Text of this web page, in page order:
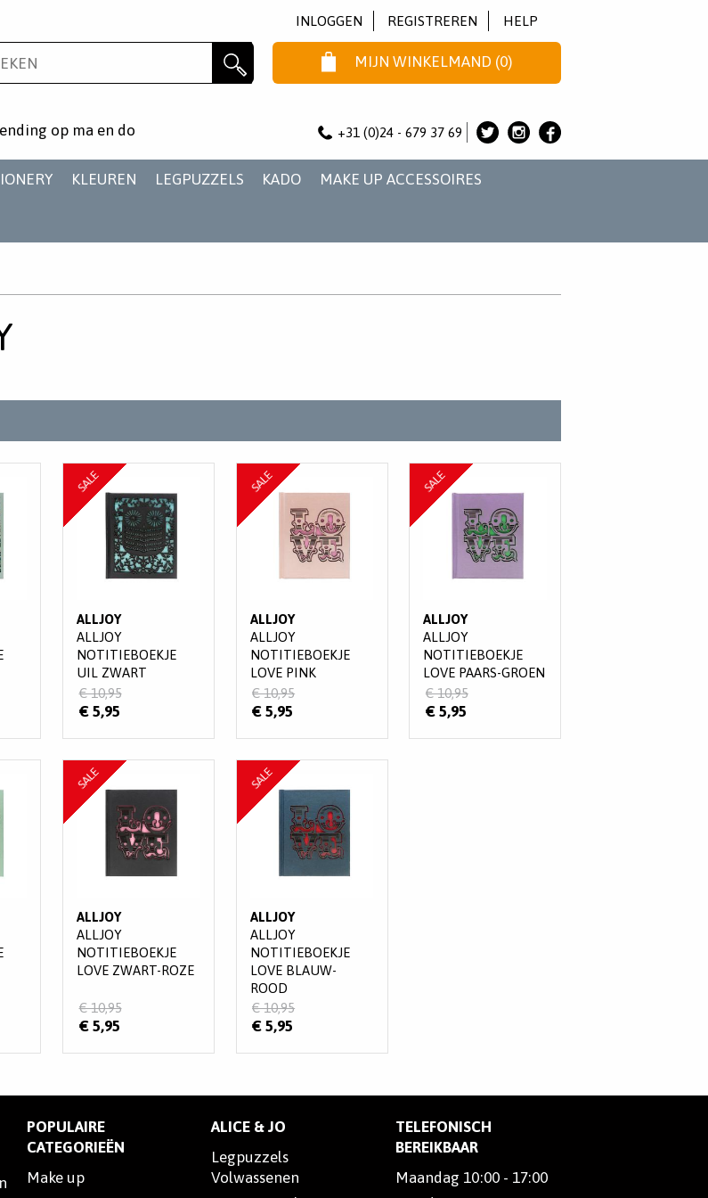
INLOGGEN REGISTREREN HELP
MIJN WINKELMAND (0)
op ma en do
+31 (0)24 - 679 37 69
KLEUREN LEGPUZZELS KADO MAKE UP ACCESSOIRES
ALLJOY
ALLJOY
NOTITIEBOEKJE
UIL ZWART
SALE
€ 5,95
€ 10,95
ALLJOY
ALLJOY
NOTITIEBOEKJE
LOVE PINK
SALE
€ 5,95
€ 10,95
ALLJOY
ALLJOY
NOTITIEBOEKJE
LOVE PAARS-GROEN
SALE
€ 5,95
€ 10,95
ALLJOY
ALLJOY
NOTITIEBOEKJE
LOVE ZWART-ROZE
SALE
€ 5,95
€ 10,95
ALLJOY
ALLJOY
NOTITIEBOEKJE
LOVE BLAUW-
ROOD
SALE
€ 5,95
€ 10,95
NIEUWSBRIEF
op de hoogste zijn van het laatste
nieuws en aanbiedingen?
AANMELDEN
POPULAIRE
CATEGORIEËN
Make up
ALICE & JO
Legpuzzels
Volwassenen
TELEFONISCH
BEREIKBAAR
Maandag 10:00 - 17:00